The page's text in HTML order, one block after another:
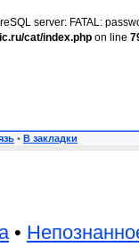
server: FATAL:
cat/index.php on line
• В закладки
•